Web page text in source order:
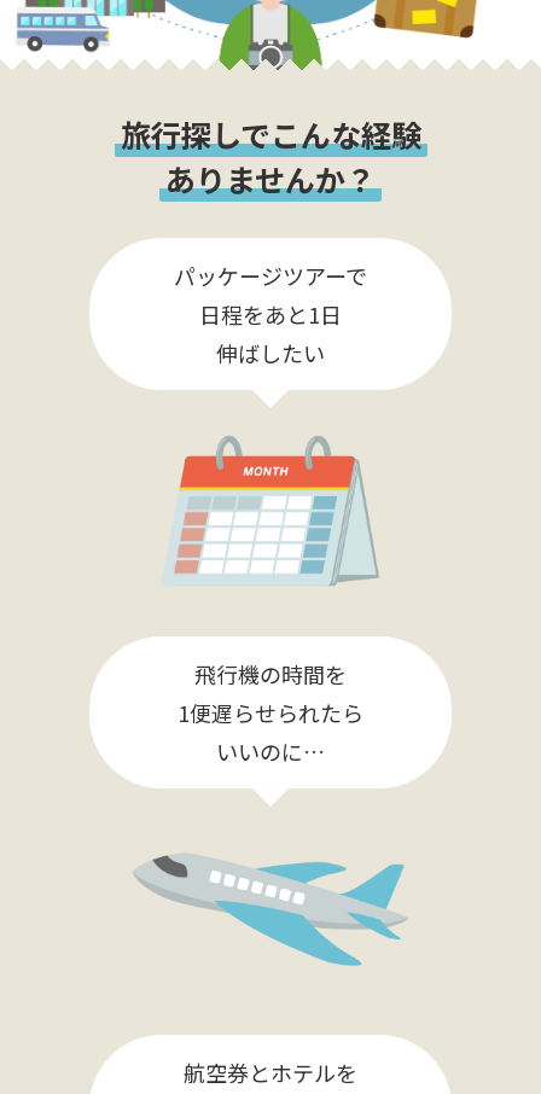
旅行探しでこんな経験
ありませんか？
パッケージツアーで
日程をあと1日
伸ばしたい
飛行機の時間を
1便遅らせられたら
いいのに…
航空券とホテルを